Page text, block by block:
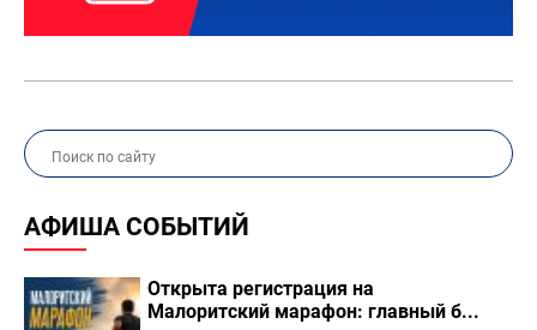
АФИША СОБЫТИЙ
Открыта регистрация на
Малоритский марафон: главный б...